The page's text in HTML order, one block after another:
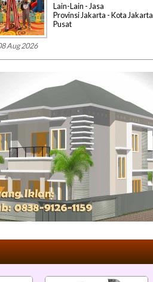
Aug 2026
Lain-Lain - Jasa
Provinsi Jakarta - Kota Jakarta
Pusat